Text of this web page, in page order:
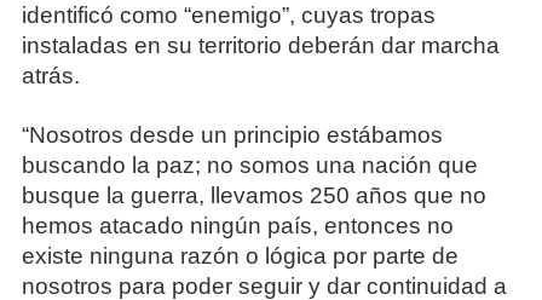
identificó como “enemigo”, cuyas tropas
instaladas en su territorio deberán dar marcha
atrás.
“Nosotros desde un principio estábamos
buscando la paz; no somos una nación que
busque la guerra, llevamos 250 años que no
hemos atacado ningún país, entonces no
existe ninguna razón o lógica por parte de
nosotros para poder seguir y dar continuidad a